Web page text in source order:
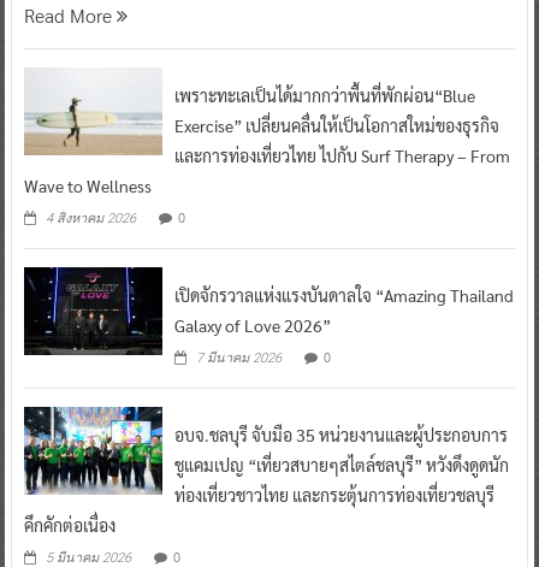
Read More
เพราะทะเลเป็นได้มากกว่าพื้นที่พักผ่อน“Blue
Exercise” เปลี่ยนคลื่นให้เป็นโอกาสใหม่ของธุรกิจ
และการท่องเที่ยวไทย ไปกับ Surf Therapy – From
Wave to Wellness
4 สิงหาคม 2026 0
เปิดจักรวาลแห่งแรงบันดาลใจ “Amazing Thailand
Galaxy of Love 2026”
7 มีนาคม 2026 0
อบจ.ชลบุรี จับมือ 35 หน่วยงานและผู้ประกอบการ
ชูแคมเปญ “เที่ยวสบายๆสไตล์ชลบุรี” หวังดึงดูดนัก
ท่องเที่ยวชาวไทย และกระตุ้นการท่องเที่ยวชลบุรี
คึกคักต่อเนื่อง
5 มีนาคม 2026 0